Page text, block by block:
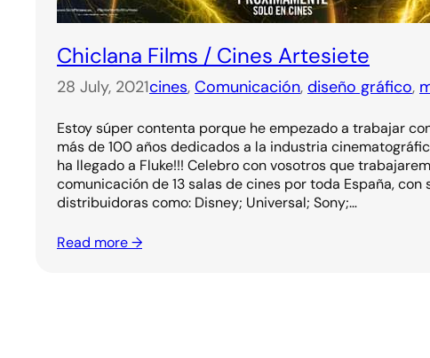
Chiclana Films / Cines Artesiete
28 July, 2021cines, Comunicación, diseño gráfico,
Estoy súper contenta porque he empezado a trabajar
más de 100 años dedicados a la industria
ha llegado a Fluke!!! Celebro con vosotros que
comunicación de 13 salas de cines por toda España, con
distribuidoras como: Disney; Universal; Sony;…
Read more →